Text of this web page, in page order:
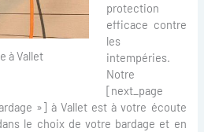
à Vallet
protection
efficace contre
les
intempéries.
Notre
[next_page
»] à Vallet est à votre écoute
le choix de votre bardage et en